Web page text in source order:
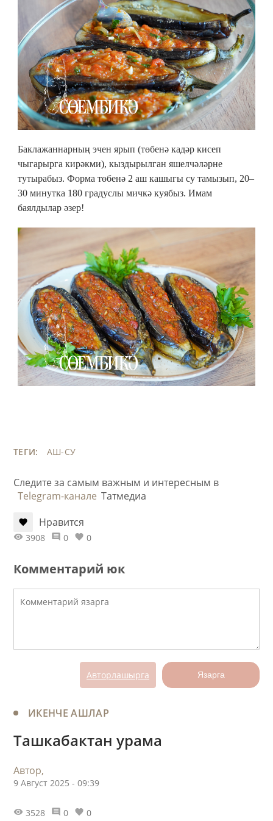
Баклажаннарның эчен ярып (төбенә кадәр кисеп
чыгарырга кирәкми), кыздырылган яшелчәләрне
тутырабыз. Форма төбенә 2 аш кашыгы су тамызып, 20–
30 минутка 180 градуслы мичкә куябыз. Имам
баялдылар әзер!
ТЕГИ: АШ-СУ
Следите за самым важным и интересным в
Telegram-канале Татмедиа
Нравится
3908 0 0
Комментарий юк
Авторлашырга Язарга
ИКЕНЧЕ АШЛАР
Ташкабактан урама
Автор,
9 Август 2025 - 09:39
3528 0 0